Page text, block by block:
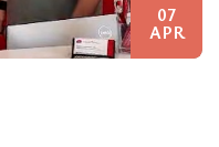
07
APR